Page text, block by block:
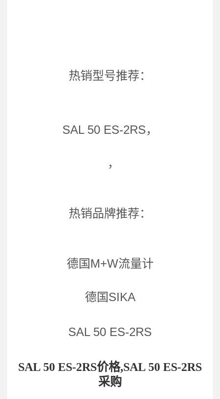
热销型号推荐：
SAL 50 ES-2RS，
，
热销品牌推荐：
德国M+W流量计
德国SIKA
SAL 50 ES-2RS
SAL 50 ES-2RS价格,SAL 50 ES-2RS
采购